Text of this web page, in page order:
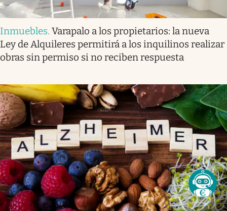
Inmuebles. Varapalo a los propietarios: la nueva
Ley de Alquileres permitirá a los inquilinos realizar
obras sin permiso si no reciben respuesta